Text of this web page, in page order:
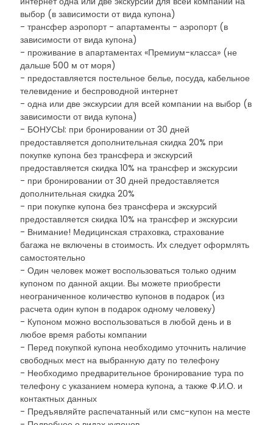
выбор (в зависимости от вида купона)
- трансфер аэропорт - апартаменты - аэропорт (в
зависимости от вида купона)
- проживание в апартаментах «Премиум-класса» (не
дальше 500 м от моря)
- предоставляется постельное белье, посуда, кабельное
телевидение и беспроводной интернет
- одна или две экскурсии для всей компании на выбор (в
зависимости от вида купона)
- БОНУСЫ: при бронировании от 30 дней
предоставляется дополнительная скидка 20% при
покупке купона без трансфера и экскурсий
предоставляется скидка 10% на трансфер и экскурсии
- при бронировании от 30 дней предоставляется
дополнительная скидка 20%
- при покупке купона без трансфера и экскурсий
предоставляется скидка 10% на трансфер и экскурсии
- Внимание! Медицинская страховка, страхование
багажа не включены в стоимость. Их следует оформлять
самостоятельно
- Один человек может воспользоваться только одним
купоном по данной акции. Вы можете приобрести
неограниченное количество купонов в подарок (из
расчета один купон в подарок одному человеку)
- Купоном можно воспользоваться в любой день и в
любое время работы компании
- Перед покупкой купона необходимо уточнить наличие
свободных мест на выбранную дату по телефону
- Необходимо предварительное бронирование тура по
телефону с указанием номера купона, а также Ф.И.О. и
контактных данных
- Предъявляйте распечатанный или смс-купон на месте